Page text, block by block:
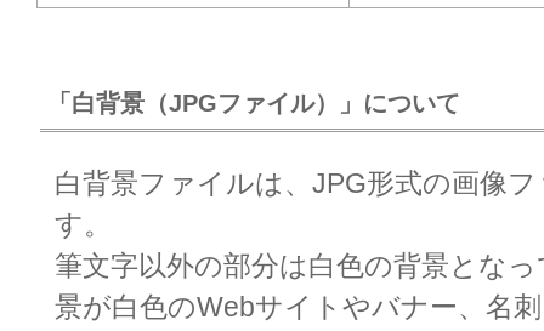
「白背景（JPGファイル）」について
白背景ファイルは、JPG形式の画像
す。
筆文字以外の部分は白色の背景とな
景が白色のWebサイトやバナー、名